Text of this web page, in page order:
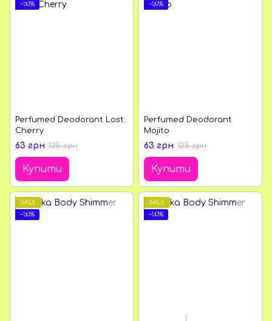
−50%
Perfumed Deodorant Lost
Cherry
63 грн 125 грн
Купити
−50%
Perfumed Deodorant
Mojito
63 грн 125 грн
Купити
SALE
−50%
SALE
−50%
1